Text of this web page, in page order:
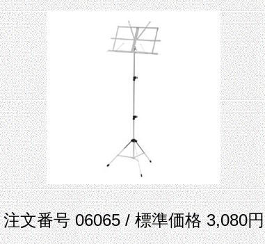
注文番号 06065 / 標準価格 3,080円